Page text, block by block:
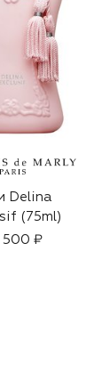
Delina
(75ml)
500 ₽